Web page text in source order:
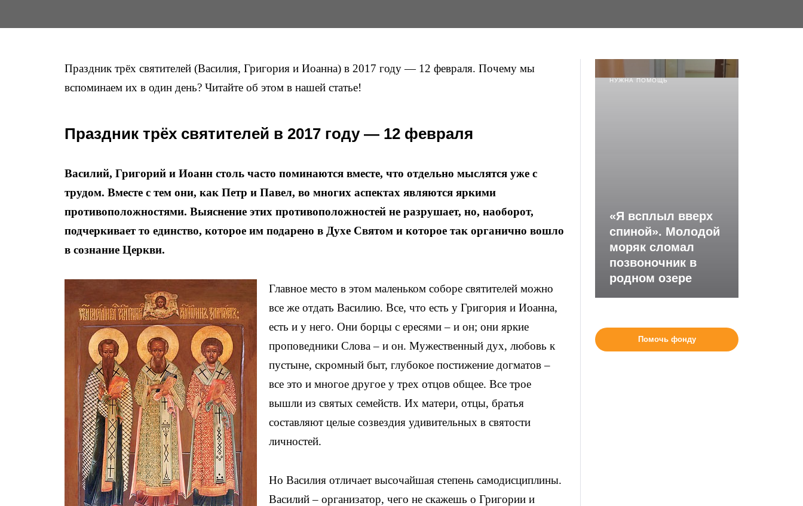
Праздник трёх святителей (Василия, Григория и Иоанна) в 2017 году — 12 февраля. Почему мы
вспоминаем их в один день? Читайте об этом в нашей статье!
Праздник трёх святителей в 2017 году — 12 февраля
Василий, Григорий и Иоанн столь часто поминаются вместе, что отдельно мыслятся уже с
трудом. Вместе с тем они, как Петр и Павел, во многих аспектах являются яркими
противоположностями. Выяснение этих противоположностей не разрушает, но, наоборот,
подчеркивает то единство, которое им подарено в Духе Святом и которое так органично вошло
в сознание Церкви.
Главное место в этом маленьком соборе святителей можно
все же отдать Василию. Все, что есть у Григория и Иоанна,
есть и у него. Они борцы с ересями – и он; они яркие
проповедники Слова – и он. Мужественный дух, любовь к
пустыне, скромный быт, глубокое постижение догматов –
все это и многое другое у трех отцов общее. Все трое
вышли из святых семейств. Их матери, отцы, братья
составляют целые созвездия удивительных в святости
личностей.
Но Василия отличает высочайшая степень самодисциплины.
Василий – организатор, чего не скажешь о Григории и
НУЖНА ПОМОЩЬ
«Я всплыл вверх
спиной». Молодой
моряк сломал
позвоночник в
родном озере
Помочь фонду